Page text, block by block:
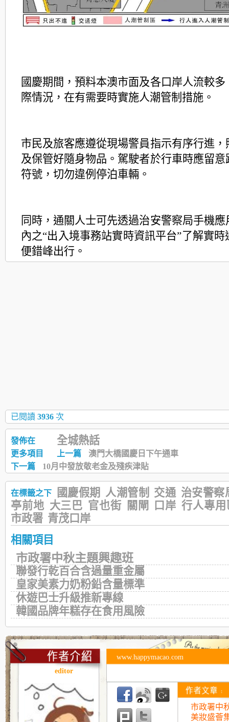
國慶期間，預料本澳市面及各口岸人流較
際情況，在有需要時實施人潮管制措施。
市民及旅客應遵從現場警員指示有序行進，
及保管好隨身物品。駕駛者於行車時應留意
符號，切勿違例停泊車輛。
同時，通關人士可先透過治安警察局手機
內之“出入境事務站實時資訊平台”了解實
便錯峰出行。
已閱讀 3936 次
發佈在 全城熱話
更多項目 上一篇
澳門大橋國慶日下午通車
下一篇
10月中發放敬老金及殘疾津貼
在標籤之下 國慶假期 人潮管制 交通 治安警察
亭前地 大三巴 官也街 關閘 口岸 行人專用
市政署 青茂口岸
相關項目
市政署中秋主題興趣班
聯發行乾百合含過量重金屬
皇家美素力奶粉鉛含量標準
休遊巴士升級推新專線
韓國品牌年糕存在食用風險
editor
www.happymacao.com
市政署中
美妝盛薈